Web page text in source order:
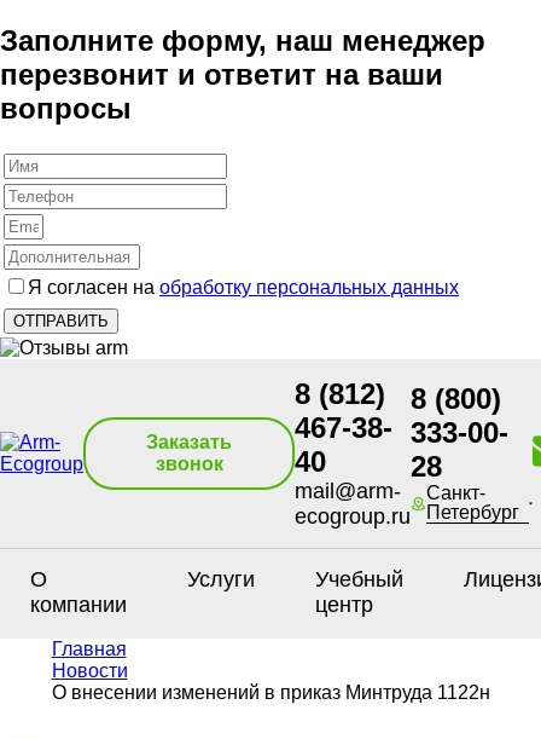
Заполните форму, наш менеджер
перезвонит и ответит на ваши
вопросы
Я согласен на обработку персональных данных
Заказать
звонок
8 (812)
467-38-
40
mail@arm-
ecogroup.ru
8 (800)
333-00-
28
Санкт-
Петербург
О
компании
Услуги
Учебный
центр
Главная
Новости
О внесении изменений в приказ Минтруда 1122н